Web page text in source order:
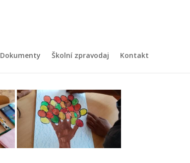
Dokumenty Školní zpravodaj Kontakt